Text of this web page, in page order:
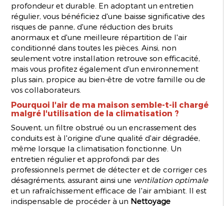
profondeur et durable. En adoptant un entretien
régulier, vous bénéficiez d'une baisse significative des
risques de panne, d'une réduction des bruits
anormaux et d'une meilleure répartition de l'air
conditionné dans toutes les pièces. Ainsi, non
seulement votre installation retrouve son efficacité,
mais vous profitez également d'un environnement
plus sain, propice au bien-être de votre famille ou de
vos collaborateurs.
Pourquoi l'air de ma maison semble-t-il chargé
malgré l'utilisation de la climatisation ?
Souvent, un filtre obstrué ou un encrassement des
conduits est à l'origine d'une qualité d'air dégradée,
même lorsque la climatisation fonctionne. Un
entretien régulier et approfondi par des
professionnels permet de détecter et de corriger ces
désagréments, assurant ainsi une ventilation optimale
et un rafraîchissement efficace de l'air ambiant. Il est
indispensable de procéder à un Nettoyage